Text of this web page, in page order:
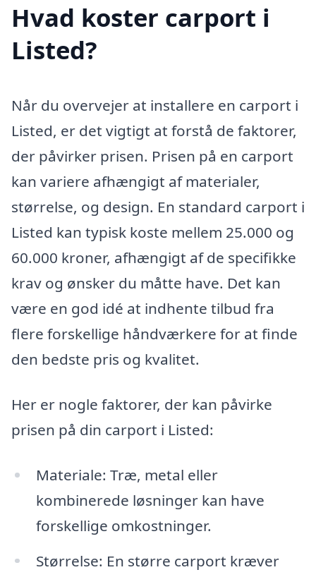
Hvad koster carport i
Listed?
Når du overvejer at installere en carport i
Listed, er det vigtigt at forstå de faktorer,
der påvirker prisen. Prisen på en carport
kan variere afhængigt af materialer,
størrelse, og design. En standard carport i
Listed kan typisk koste mellem 25.000 og
60.000 kroner, afhængigt af de specifikke
krav og ønsker du måtte have. Det kan
være en god idé at indhente tilbud fra
flere forskellige håndværkere for at finde
den bedste pris og kvalitet.
Her er nogle faktorer, der kan påvirke
prisen på din carport i Listed:
Materiale: Træ, metal eller
kombinerede løsninger kan have
forskellige omkostninger.
Størrelse: En større carport kræver